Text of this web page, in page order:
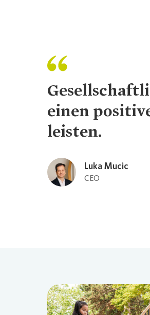
einen
leisten.
Loading... Luka Mucic
CEO